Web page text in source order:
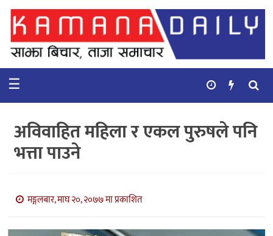
गृहपृष्ठ
समाचार
कुटनिती
कुराकानी
बाणिज्य
भिडियो
☰
अविवाहित महिला र एकल पुरुषले पनि
भत्ता पाउने
मङ्गलबार, माघ २०, २०७७ मा प्रकाशित